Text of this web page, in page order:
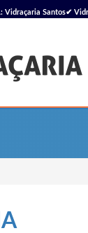
Vidraçaria Santos✔